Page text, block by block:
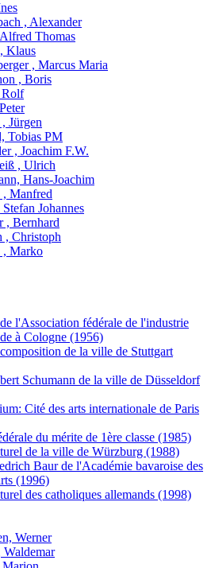
, Alexander
Thomas
Klaus
, Marcus Maria
, Boris
Rolf
Jürgen
Tobias PM
, Joachim F.W.
, Ulrich
Hans-Joachim
, Manfred
Johannes
, Bernhard
, Christoph
, Marko
l'Association fédérale de l'industrie
à Cologne (1956)
de la ville de Stuttgart
Schumann de la ville de Düsseldorf
Cité des arts internationale de Paris
du mérite de 1ère classe (1985)
de la ville de Würzburg (1988)
Baur de l'Académie bavaroise des
(1996)
des catholiques allemands (1998)
Werner
Waldemar